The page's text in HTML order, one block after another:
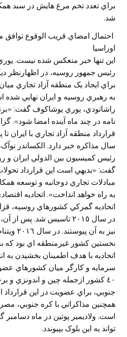
براي تعدد تخم مرغ هايش در سبد
شد.
احتمال امضاي قريب الوقوع توافق
اوراسيا
اين تنها خبر منعكس شده نيست.
رئيس جمهور روسيه، در اظهارنظر
براي ايجاد يک منطقه آزاد تجاري
به رهبري روسيه و ايران نهايي
راشاتودي، يوري يوشاکوف گفت:
نامه در چند ماه آينده امضا شود».
قرارداد منطقه آزاد تجاري با ايران
سال مذاکره خبر دارد. الکساندر
رئيس کميسيون بين الدولي ايران
گفت: «بديهي است اين قرارداد
مبادلات تجاري دوجانبه و توسعه
به راه خواهد انداخت». اتحاديه
اتحاديه گمرکي کشورهاي روسيه،
در سال ٢٠١٥ تاسيس شد. پس
نيز به
نخستين کشور غيرمنطقه اي بود که
اتحاديه با هدف اطمينان بخشيدن به
سرمايه و کارگر ميان کشورهاي
٤٠ کشور ازجمله چين و اندونزي و
جنوبي، براي عضويت در اين قرارداد
همچنين مذاکراتي با کره جنوبي،
است. ولاديمير پوتين در ماه
تواند به اين بلوک بپيوندد.